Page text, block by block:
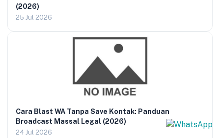
(2026)
25 Jul 2026
Cara Blast WA Tanpa Save Kontak: Panduan
Broadcast Massal Legal (2026)
24 Jul 2026